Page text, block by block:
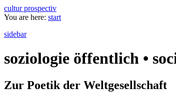
cultur prospectiv
You are here: start
sidebar
soziologie öffentlich •
Zur Poetik der Weltgesellschaft